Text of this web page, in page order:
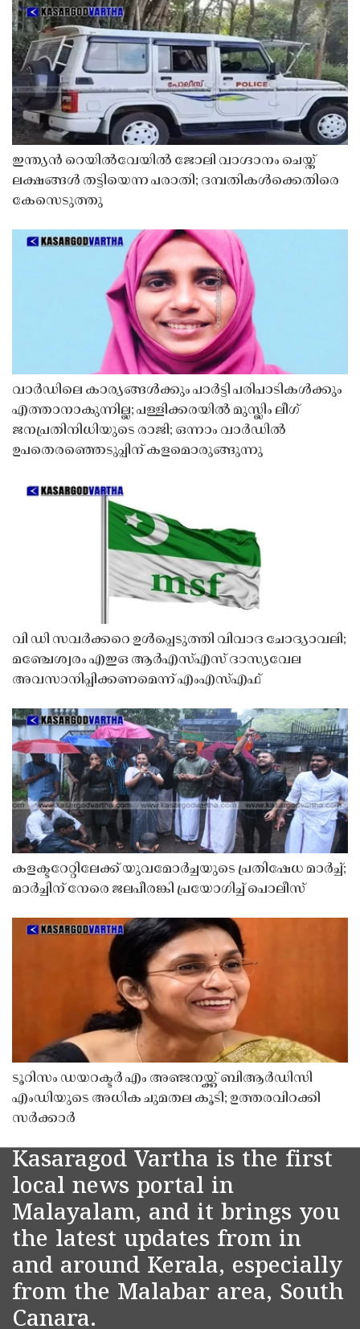
ഇന്ത്യൻ റെയിൽവേയിൽ ജോലി വാഗ്ദാനം ചെയ്ത്
ലക്ഷങ്ങൾ തട്ടിയെന്ന പരാതി; ദമ്പതികൾക്കെതിരെ
കേസെടുത്തു
വാർഡിലെ കാര്യങ്ങൾക്കും പാർട്ടി പരിപാടികൾക്കും
എത്താനാകുന്നില്ല; പള്ളിക്കരയിൽ മുസ്ലിം ലീഗ്
ജനപ്രതിനിധിയുടെ രാജി; ഒന്നാം വാർഡിൽ
ഉപതെരഞ്ഞെടുപ്പിന് കളമൊരുങ്ങുന്നു
വി ഡി സവർക്കറെ ഉൾപ്പെടുത്തി വിവാദ ചോദ്യാവലി;
മഞ്ചേശ്വരം എഇഒ ആർഎസ്എസ് ദാസ്യവേല
അവസാനിപ്പിക്കണമെന്ന് എംഎസ്എഫ്
കളക്ടറേറ്റിലേക്ക് യുവമോർച്ചയുടെ പ്രതിഷേധ മാർച്ച്;
മാർച്ചിന് നേരെ ജലപീരങ്കി പ്രയോഗിച്ച് പൊലീസ്
ടൂറിസം ഡയറക്ടർ എം അഞ്ജനയ്ക്ക് ബിആർഡിസി
എംഡിയുടെ അധിക ചുമതല കൂടി; ഉത്തരവിറക്കി
സർക്കാർ
Kasaragod Vartha is the first
local news portal in
Malayalam, and it brings you
the latest updates from in
and around Kerala, especially
from the Malabar area, South
Canara.